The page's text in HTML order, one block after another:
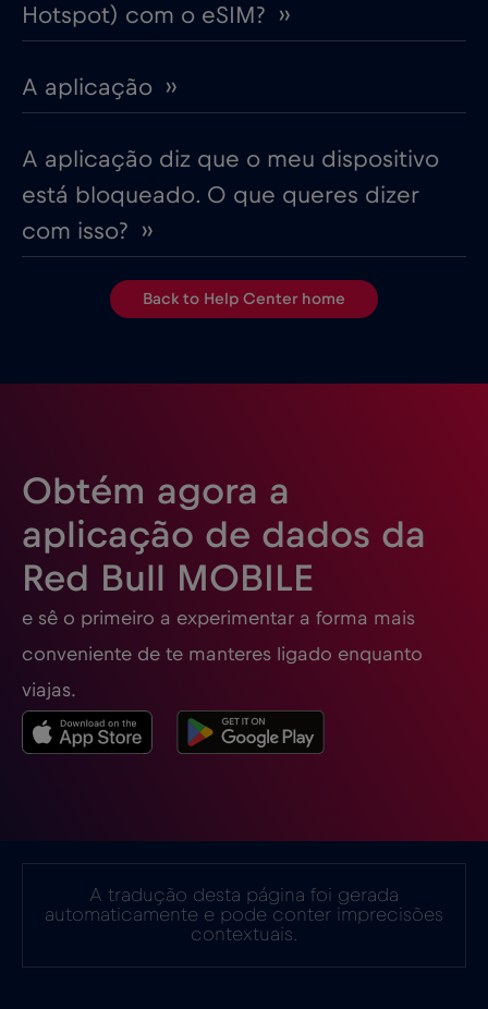
Hotspot) com o eSIM? ››
A aplicação ››
A aplicação diz que o meu dispositivo
está bloqueado. O que queres dizer
com isso? ››
Back to Help Center home
Obtém agora a
aplicação de dados da
Red Bull MOBILE
e sê o primeiro a experimentar a forma mais
conveniente de te manteres ligado enquanto
viajas.
A tradução desta página foi gerada
automaticamente e pode conter imprecisões
contextuais.